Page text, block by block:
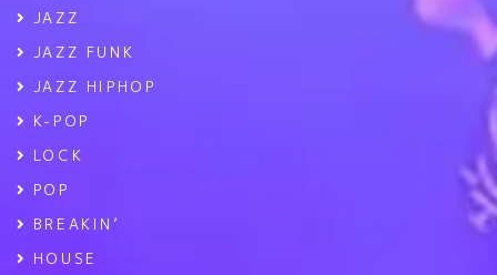
JAZZ
JAZZ FUNK
JAZZ HIPHOP
K-POP
LOCK
POP
BREAKIN’
HOUSE